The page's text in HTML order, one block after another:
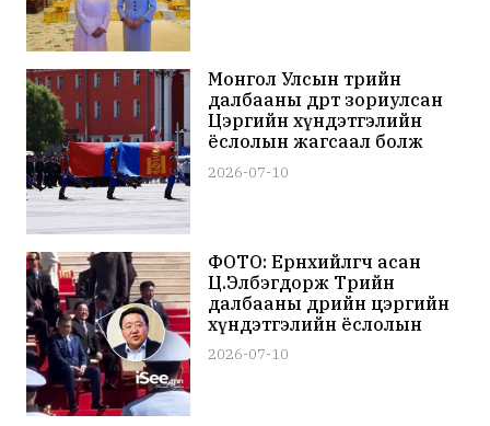
Монгол Улсын төрийн
далбааны өдөрт зориулсан
Цэргийн хүндэтгэлийн
ёслолын жагсаал болж
байна
2026-07-10
ФОТО: Ерөнхийлөгч асан
Ц.Элбэгдорж Төрийн
далбааны өдрийн цэргийн
хүндэтгэлийн ёслолын
жагсаалд оролцож байна
2026-07-10